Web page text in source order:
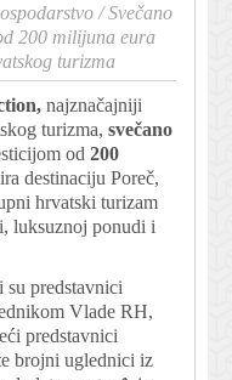
/Svečano
200 milijuna eura
turizma
najznačajniji
turizma, svečano
od 200
destinaciju Poreč,
hrvatski turizam
luksuznoj ponudi i
su predstavnici
Vlade RH,
predstavnici
brojni uglednici iz